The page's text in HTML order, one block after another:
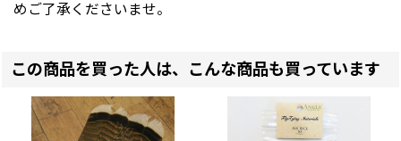
めご了承くださいませ。
この商品を買った人は、こんな商品も買っています